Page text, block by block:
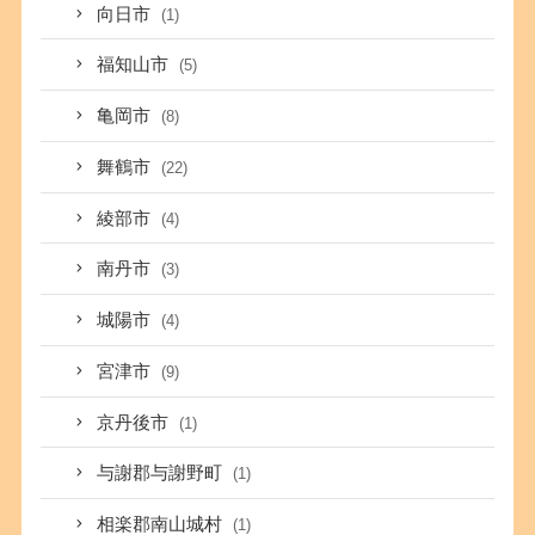
向日市 (1)
福知山市 (5)
亀岡市 (8)
舞鶴市 (22)
綾部市 (4)
南丹市 (3)
城陽市 (4)
宮津市 (9)
京丹後市 (1)
与謝郡与謝野町 (1)
相楽郡南山城村 (1)